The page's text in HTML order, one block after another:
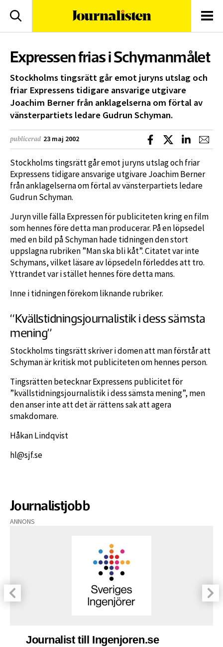
Sök
Expressen frias i Schymanmålet
Stockholms tingsrätt går emot juryns utslag och
friar Expressens tidigare ansvarige utgivare
Joachim Berner från anklagelserna om förtal av
vänsterpartiets ledare Gudrun Schyman.
publicerad 23 maj 2002 Dela på Facebook
Dela på XDela på
Stockholms tingsrätt går emot juryns utslag och friar
Expressens tidigare ansvarige utgivare Joachim Berner
från anklagelserna om förtal av vänsterpartiets ledare
Gudrun Schyman.
Juryn ville fälla Expressen för publiciteten kring en film
som hennes före detta man producerar. På en löpsedel
med en bild på Schyman hade tidningen den stort
uppslagna rubriken ”Man ska bli kåt”. Citatet var inte
Schymans, vilket läsare av löpsedeln förleddes att tro.
Yttrandet var i stället hennes före detta mans.
Inne i tidningen förekom liknande rubriker.
“Kvällstidningsjournalistik i dess sämsta
mening”
Stockholms tingsrätt skriver i domen att man förstår att
Schyman är kritisk mot publiciteten om hennes person.
Tingsrätten betecknar Expressens publicitet för
”kvällstidningsjournalistik i dess sämsta mening”, men
den anser inte att det är rättens sak att agera
smakdomare.
Håkan Lindqvist
hl@sjf.se
Journalistjobb
ANNONS
Journalist till Ingenjoren.se